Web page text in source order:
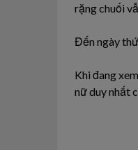
rặng chuối
Đến ngày
Khi đang
nữ duy nhất